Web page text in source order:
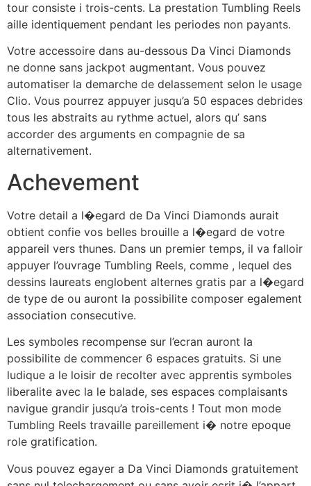
tour consiste i trois-cents. La prestation Tumbling Reels
aille identiquement pendant les periodes non payants.
Votre accessoire dans au-dessous Da Vinci Diamonds
ne donne sans jackpot augmentant. Vous pouvez
automatiser la demarche de delassement selon le usage
Clio. Vous pourrez appuyer jusqu’a 50 espaces debrides
tous les abstraits au rythme actuel, alors qu’ sans
accorder des arguments en compagnie de sa
alternativement.
Achevement
Votre detail a l�egard de Da Vinci Diamonds aurait
obtient confie vos belles brouille a l�egard de votre
appareil vers thunes. Dans un premier temps, il va falloir
appuyer l’ouvrage Tumbling Reels, comme , lequel des
dessins laureats englobent alternes gratis par a l�egard
de type de ou auront la possibilite composer egalement
association consecutive.
Les symboles recompense sur l’ecran auront la
possibilite de commencer 6 espaces gratuits. Si une
ludique a le loisir de recolter avec apprentis symboles
liberalite avec la le balade, ses espaces complaisants
navigue grandir jusqu’a trois-cents ! Tout mon mode
Tumbling Reels travaille pareillement i� notre epoque
role gratification.
Vous pouvez egayer a Da Vinci Diamonds gratuitement